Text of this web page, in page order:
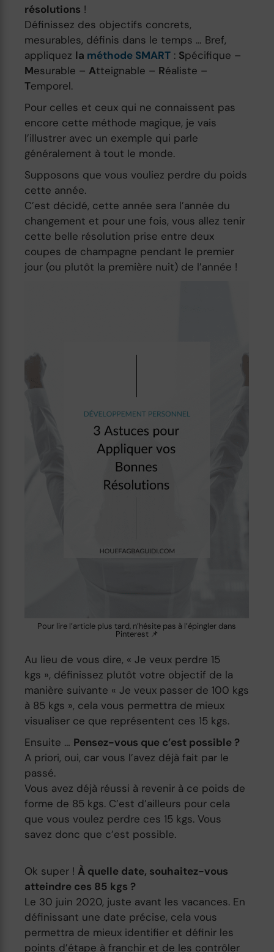
résolutions !
Définissez des objectifs concrets,
mesurables, définis dans le temps … Bref,
appliquez la méthode SMART : Spécifique –
Mesurable –Atteignable – Réaliste –
Temporel.
Pour celles et ceux qui ne connaissent pas
encore cette méthode magique, je vais
l’illustrer avec un exemple qui parle
généralement à tout le monde.
Supposons que vous vouliez perdre du poids
cette année.
C’est décidé, cette année sera l’année du
changement et pour une fois, vous allez tenir
cette belle résolution prise entre deux
coupes de champagne pendant le premier
jour (ou plutôt la première nuit) de l’année !
Pour lire l’article plus tard, n’hésite pas à l’épingler dans
Pinterest 📌
Au lieu de vous dire, « Je veux perdre 15
kgs », définissez plutôt votre objectif de la
manière suivante « Je veux passer de 100 kgs
à 85 kgs », cela vous permettra de mieux
visualiser ce que représentent ces 15 kgs.
Ensuite … Pensez-vous que c’est possible ?
A priori, oui, car vous l’avez déjà fait par le
passé.
Vous avez déjà réussi à revenir à ce poids de
forme de 85 kgs. C’est d’ailleurs pour cela
que vous voulez perdre ces 15 kgs. Vous
savez donc que c’est possible.
Ok super !À quelle date, souhaitez-vous
atteindre ces 85 kgs ?
Le 30 juin 2020, juste avant les vacances. En
définissant une date précise, cela vous
permettra de mieux identifier et définir les
points d’étape à franchir et de les contrôler